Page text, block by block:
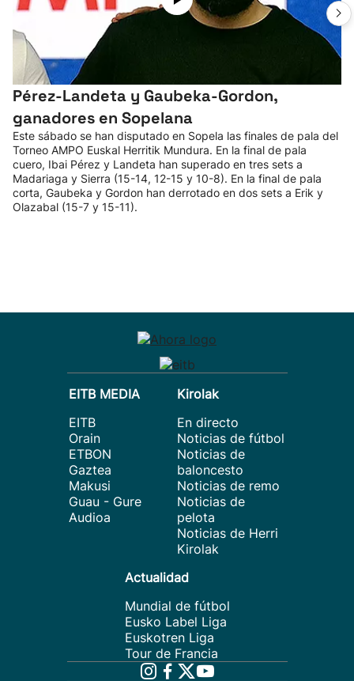
Pérez-Landeta y Gaubeka-Gordon,
ganadores en Sopelana
Este sábado se han disputado en Sopela las finales de pala del
Torneo AMPO Euskal Herritik Mundura. En la final de pala
cuero, Ibai Pérez y Landeta han superado en tres sets a
Madariaga y Sierra (15-14, 12-15 y 10-8). En la final de pala
corta, Gaubeka y Gordon han derrotado en dos sets a Erik y
Olazabal (15-7 y 15-11).
EITB MEDIA
EITB
Orain
ETBON
Gaztea
Makusi
Guau - Gure
Audioa
Kirolak
En directo
Noticias de fútbol
Noticias de
baloncesto
Noticias de remo
Noticias de
pelota
Noticias de Herri
Kirolak
Actualidad
Mundial de fútbol
Eusko Label Liga
Euskotren Liga
Tour de Francia